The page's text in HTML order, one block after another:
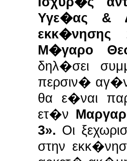
Υγε�ας &
Μ�γαρο
δηλ�σει
περσιν�
θα ε�ναι
ετ�ν
3». Οι
στην